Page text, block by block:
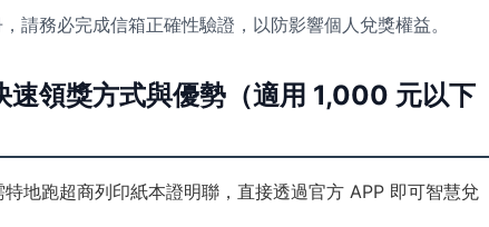
請務必完成信箱正確性驗證，以防影響個人兌獎權益。
速領獎方式與優勢（適用 1,000 元以下
特地跑超商列印紙本證明聯，直接透過官方 APP 即可智慧兌